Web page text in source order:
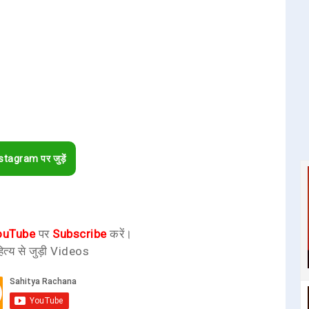
पर जुड़ें
पर Subscribeकरें।
से जुड़ी Videos